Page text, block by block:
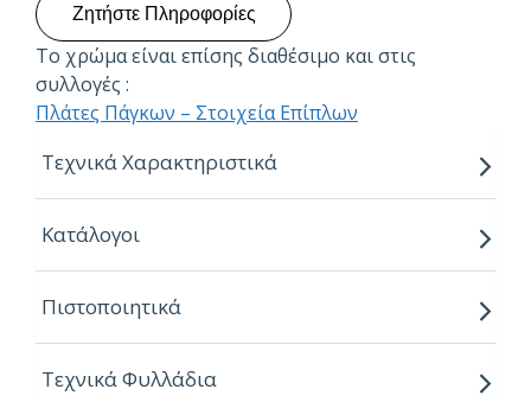
Ζητήστε Πληροφορίες
Το χρώμα είναι επίσης διαθέσιμο και στις
συλλογές :
Πλάτες Πάγκων – Στοιχεία Επίπλων
Τεχνικά Χαρακτηριστικά
Πάχη:
6mm
8mm
Διαστάσεις:
3050mm x 1300mm
Κατάλογοι
Πιστοποιητικά
Τεχνικά Φυλλάδια